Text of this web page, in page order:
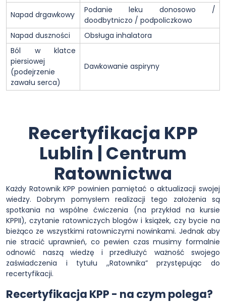
Napad drgawkowy
Podanie leku donosowo /
doodbytniczo / podpoliczkowo
Napad duszności
Obsługa inhalatora
Ból w klatce
piersiowej
(podejrzenie
zawału serca)
Dawkowanie aspiryny
Recertyfikacja KPP
Lublin | Centrum
Ratownictwa
Każdy Ratownik KPP powinien pamiętać o aktualizacji swojej
wiedzy. Dobrym pomysłem realizacji tego założenia są
spotkania na wspólne ćwiczenia (na przykład na kursie
KPPII), czytanie ratowniczych blogów i książek, czy bycie na
bieżąco ze wszystkimi ratowniczymi nowinkami. Jednak aby
nie stracić uprawnień, co pewien czas musimy formalnie
odnowić naszą wiedzę i przedłużyć ważność swojego
zaświadczenia i tytułu ,,Ratownika” przystępując do
recertyfikacji.
Recertyfikacja KPP - na czym polega?